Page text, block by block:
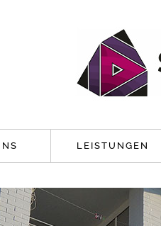
LEISTUNGEN